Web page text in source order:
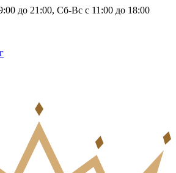
до 21:00, Сб-Вс с 11:00 до 18:00